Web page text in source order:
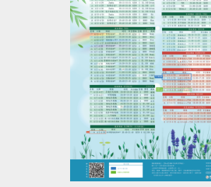
04/11-04/30 不分新舊生
APP報名享95折優惠
04/30 前 本期臨櫃報名
《 有 加碼優惠 喔 》
同一人報名三門以上 → 88折優惠
同一人報名兩門以上 → 9折優惠